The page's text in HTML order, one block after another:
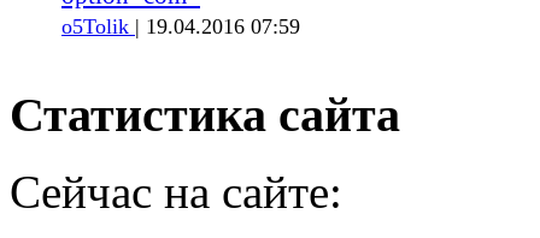
o5Tolik | 19.04.2016 07:59
Статистика сайта
Сейчас на сайте: